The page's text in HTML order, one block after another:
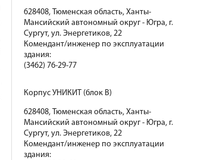
628408, Тюменская область, Ханты-
Мансийский автономный округ - Югра, г.
Сургут, ул. Энергетиков, 22
Комендант/инженер по эксплуатации
здания:
(3462) 76-29-77
Корпус УНИКИТ (блок В)
628408, Тюменская область, Ханты-
Мансийский автономный округ - Югра, г.
Сургут, ул. Энергетиков, 22
Комендант/инженер по эксплуатации
здания: